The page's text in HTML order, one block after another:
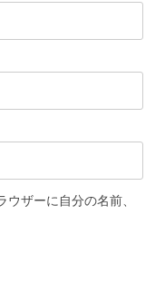
ザーに自分の名前、